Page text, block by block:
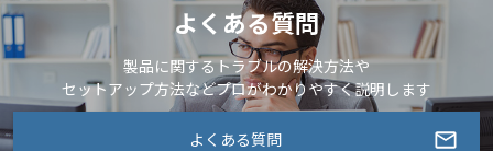
よくある質問
製品に関するトラブルの解決方法や
セットアップ方法などプロがわかりやすく説明します
よくある質問